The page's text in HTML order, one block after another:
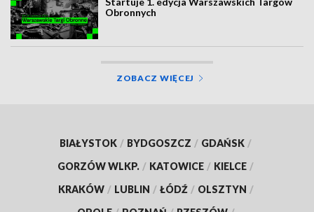
Obronnych
ZOBACZ WIĘCEJ
BIAŁYSTOK / BYDGOSZCZ / GDAŃSK /
GORZÓW WLKP. / KATOWICE / KIELCE /
KRAKÓW / LUBLIN / ŁÓDŹ / OLSZTYN /